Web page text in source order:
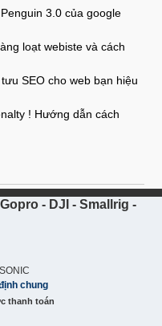
3.0 của google
loạt webiste và cách
SEO cho web bạn hiệu
! Hướng dẫn cách
- DJI - Smallrig -
chung
thanh toán